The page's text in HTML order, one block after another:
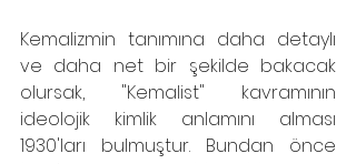
Kemalizmin tanımına daha detaylı
ve daha net bir şekilde bakacak
olursak, "Kemalist" kavramının
ideolojik kimlik anlamını alması
1930'ları bulmuştur. Bundan önce